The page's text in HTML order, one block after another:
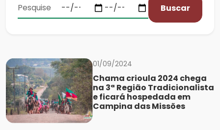
Buscar
01/09/2024
Chama crioula 2024 chega
na 3ª Região Tradicionalista
e ficará hospedada em
Campina das Missões